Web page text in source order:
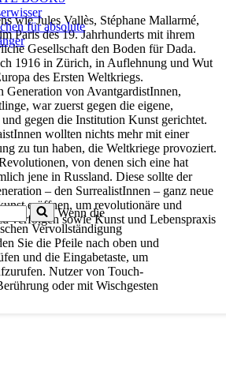
für absolute
Wenn die
Vervollständigung
Sie die Pfeile nach oben und
und die Eingabetaste, um
Nutzer von Touch-
oder mit Wischgesten
wie Jules Vallès, Stéphane Mallarmé,
Paris des 19. Jahrhunderts mit ihrem
Gesellschaft den Boden für Dada.
1916 in Zürich, in Auflehnung und Wut
des Ersten Weltkriegs.
Generation von AvantgardistInnen,
war zuerst gegen die eigene,
gegen die Institution Kunst gerichtet.
wollten nichts mehr mit einer
zu tun haben, die Weltkriege provoziert.
von denen sich eine hat
jene in Russland. Diese sollte der
– den SurrealistInnen – ganz neue
eröffnen, um revolutionäre und
verfolgen sowie Kunst und Lebenspraxis